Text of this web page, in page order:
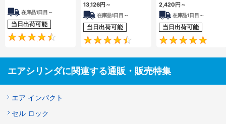
在庫品1日目～
当日出荷可能
4.5
13,126円 ～
在庫品1日目～
当日出荷可能
4.6
2,420 円 ～
在庫品1日目～
当日出荷可能
エアシリンダに関連する通販・販売特集
エア インパクト
セル ロック